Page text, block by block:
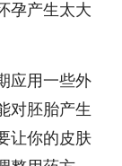
孕产生太大
应用一些外
对胚胎产生
让你的皮肤